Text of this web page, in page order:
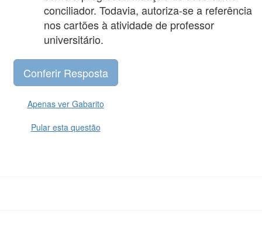
conciliador. Todavia, autoriza-se a referência
nos cartões à atividade de professor
universitário.
Apenas ver Gabarito
Pular esta questão